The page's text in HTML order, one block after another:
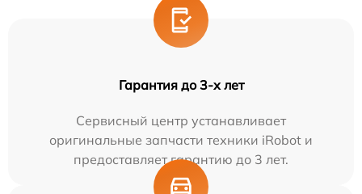
Гарантия до 3-х лет
Сервисный центр устанавливает
оригинальные запчасти техники iRobot и
предоставляет гарантию до 3 лет.